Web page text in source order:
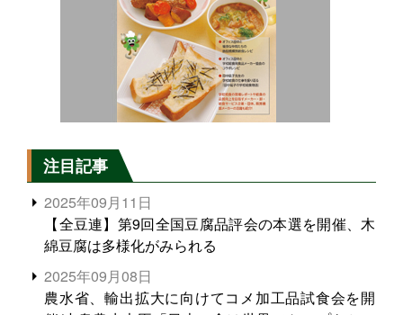
注目記事
2025年09月11日
【全豆連】第9回全国豆腐品評会の本選を開催、木
綿豆腐は多様化がみられる
2025年09月08日
農水省、輸出拡大に向けてコメ加工品試食会を開